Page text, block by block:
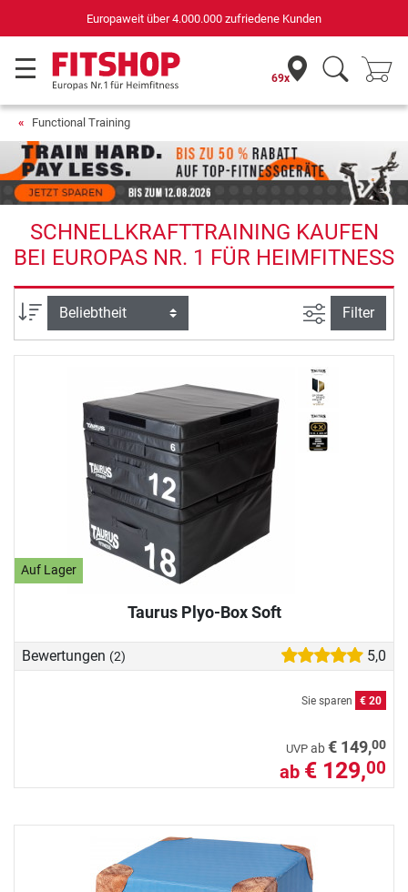
Europaweit über 4.000.000 zufriedene Kunden
69x
Functional Training
SCHNELLKRAFTTRAINING KAUFEN
BEI EUROPAS NR. 1 FÜR HEIMFITNESS
Sortierung Ansicht
Filter
Auf Lager
Taurus Plyo-Box Soft
Bewertungen (2) 5,0
Sie sparen € 20
UVP ab€ 149,00
ab € 129,00